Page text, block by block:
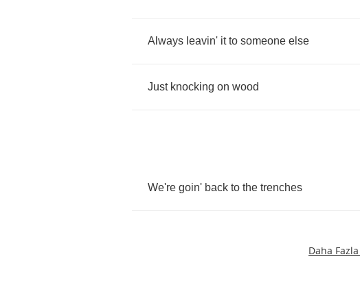
Always leavin' it to someone else
Just knocking on wood
We're goin' back to the trenches
Daha